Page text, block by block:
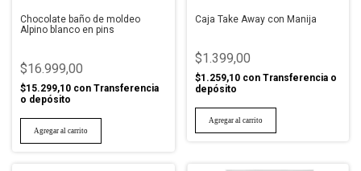
Chocolate baño de moldeo
Alpino blanco en pins
$16.999,00
$15.299,10 con Transferencia
o depósito
Caja Take Away con Manija
$1.399,00
$1.259,10 con Transferencia o
depósito